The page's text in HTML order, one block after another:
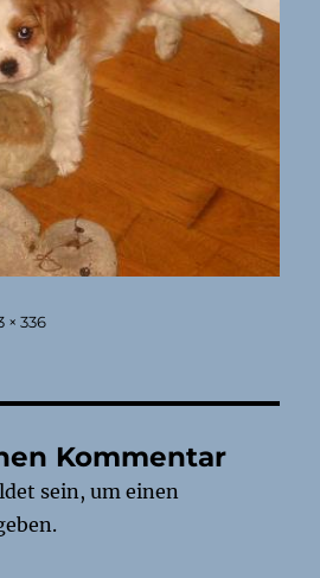
× 336
Kommentar
sein, um einen